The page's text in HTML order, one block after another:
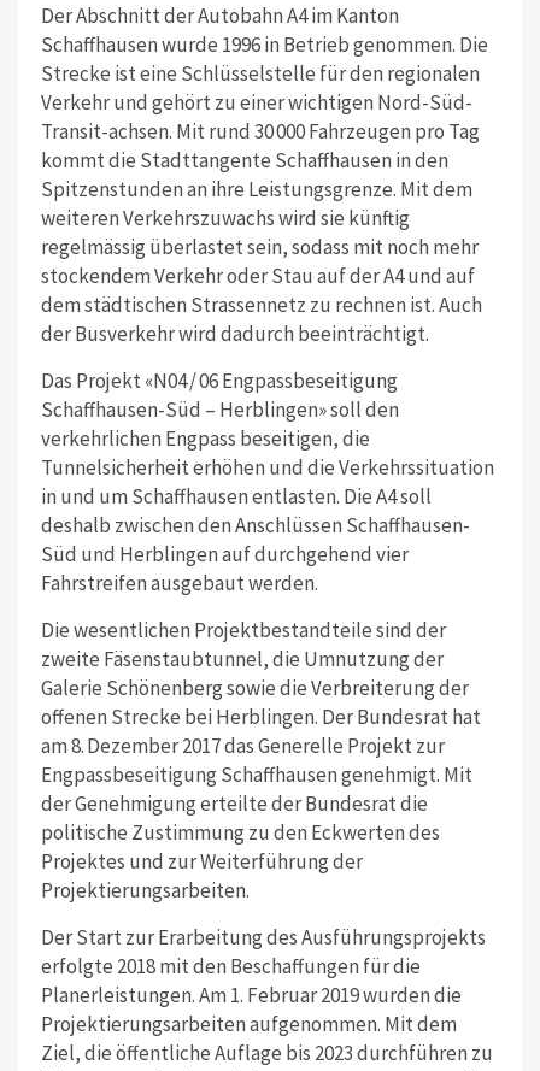
Der Abschnitt der Autobahn A4 im Kanton
Schaffhausen wurde 1996 in Betrieb genommen. Die
Strecke ist eine Schlüsselstelle für den regionalen
Verkehr und gehört zu einer wichtigen Nord-Süd-
Transit-achsen. Mit rund 30 000 Fahrzeugen pro Tag
kommt die Stadttangente Schaffhausen in den
Spitzenstunden an ihre Leistungsgrenze. Mit dem
weiteren Verkehrszuwachs wird sie künftig
regelmässig überlastet sein, sodass mit noch mehr
stockendem Verkehr oder Stau auf der A4 und auf
dem städtischen Strassennetz zu rechnen ist. Auch
der Busverkehr wird dadurch beeinträchtigt.
Das Projekt «N04 / 06 Engpassbeseitigung
Schaffhausen-Süd – Herblingen» soll den
verkehrlichen Engpass beseitigen, die
Tunnelsicherheit erhöhen und die Verkehrssituation
in und um Schaffhausen entlasten. Die A4 soll
deshalb zwischen den Anschlüssen Schaffhausen-
Süd und Herblingen auf durchgehend vier
Fahrstreifen ausgebaut werden.
Die wesentlichen Projektbestandteile sind der
zweite Fäsenstaubtunnel, die Umnutzung der
Galerie Schönenberg sowie die Verbreiterung der
offenen Strecke bei Herblingen. Der Bundesrat hat
am 8. Dezember 2017 das Generelle Projekt zur
Engpassbeseitigung Schaffhausen genehmigt. Mit
der Genehmigung erteilte der Bundesrat die
politische Zustimmung zu den Eckwerten des
Projektes und zur Weiterführung der
Projektierungsarbeiten.
Der Start zur Erarbeitung des Ausführungsprojekts
erfolgte 2018 mit den Beschaffungen für die
Planerleistungen. Am 1. Februar 2019 wurden die
Projektierungsarbeiten aufgenommen. Mit dem
Ziel, die öffentliche Auflage bis 2023 durchführen zu